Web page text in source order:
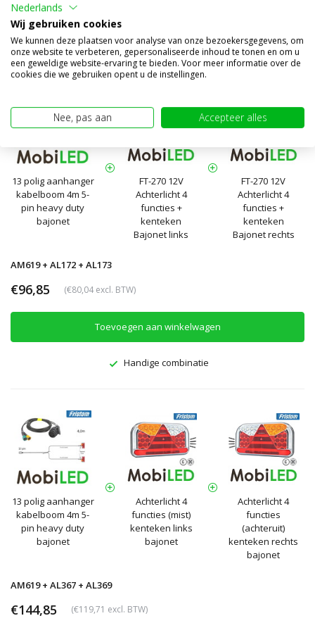
Handige combinatie
13 polig aanhanger
kabelboom 4m 5-
pin heavy duty
bajonet
FT-270 12V
Achterlicht 4
functies +
kenteken
Bajonet links
FT-270 12V
Achterlicht 4
functies +
kenteken
Bajonet rechts
AM619 + AL172 + AL173
€96,85 (€80,04 excl. BTW)
Toevoegen aan winkelwagen
Handige combinatie
13 polig aanhanger
kabelboom 4m 5-
pin heavy duty
bajonet
Achterlicht 4
functies (mist)
kenteken links
bajonet
Achterlicht 4
functies
(achteruit)
kenteken rechts
bajonet
AM619 + AL367 + AL369
€144,85 (€119,71 excl. BTW)
Nederlands
Wij gebruiken cookies
We kunnen deze plaatsen voor analyse van onze bezoekersgegevens, om
onze website te verbeteren, gepersonaliseerde inhoud te tonen en om u
een geweldige website-ervaring te bieden. Voor meer informatie over de
cookies die we gebruiken opent u de instellingen.
Nee, pas aan Accepteer alles